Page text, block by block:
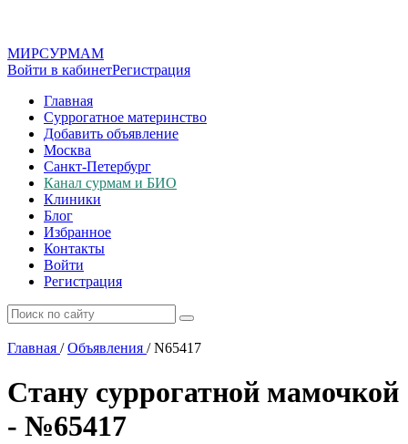
МИРСУРМАМ
Войти в кабинетРегистрация
Главная
Суррогатное материнство
Добавить объявление
Москва
Санкт-Петербург
Канал сурмам и БИО
Клиники
Блог
Избранное
Контакты
Войти
Регистрация
Главная / Объявления /N65417
Стану суррогатной мамочкой
- №65417